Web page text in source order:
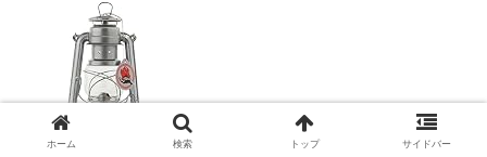
ホーム 検索 トップ サイドバー